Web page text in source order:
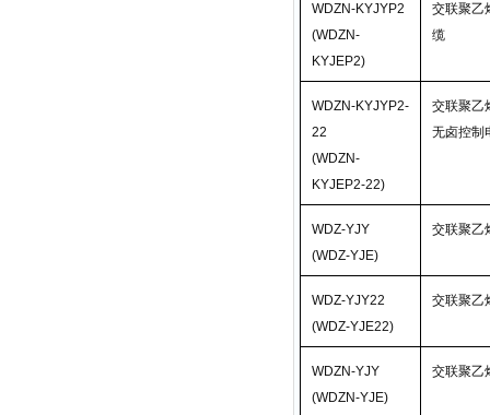
WDZN-KYJYP2
(WDZN-
KYJEP2)
交联聚乙
缆
WDZN-KYJYP2-
22
(WDZN-
KYJEP2-22)
交联聚乙
无卤控制
WDZ-YJY
(WDZ-YJE)
交联聚乙
WDZ-YJY22
(WDZ-YJE22)
交联聚乙
WDZN-YJY
(WDZN-YJE)
交联聚乙